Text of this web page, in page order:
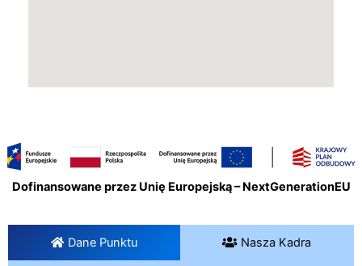
Dofinansowane przez Unię Europejską – NextGenerationEU
Dane Punktu Nasza Kadra